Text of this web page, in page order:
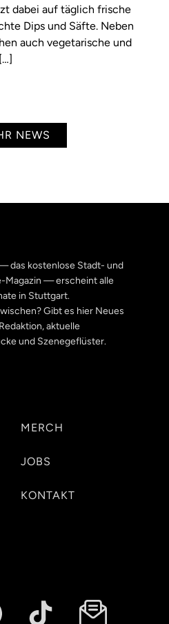
dabei auf täglich frische
Dips und Säfte. Neben
auch vegetarische und
NEWS
das kostenlose Stadt- und
Magazin — erscheint alle
in Stuttgart.
Gibt es hier Neues
aktuelle
und Szenegeflüster.
MERCH
JOBS
KONTAKT